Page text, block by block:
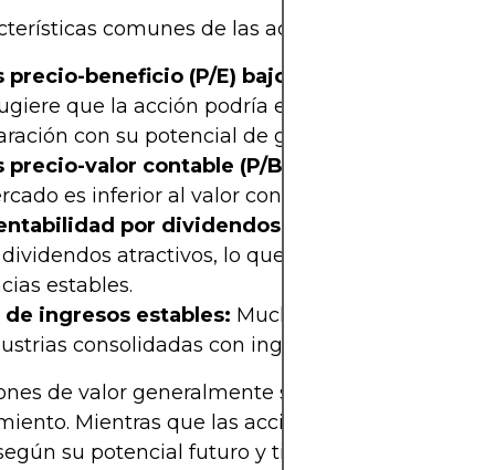
comunes de las acciones de valor
precio-beneficio (P/E) bajos:
que la acción podría estar infravalorada en
con su potencial de ganancias.
precio-valor contable (P/B) bajos:
es inferior al valor contable de la empresa.
por dividendos:
atractivos, lo que refleja flujos de caja
estables.
de ingresos estables: Muchas acciones de
consolidadas con ingresos predecibles.
de valor generalmente se comparan con las
Mientras que las acciones de crecimiento
su potencial futuro y tienden a reinvertir las